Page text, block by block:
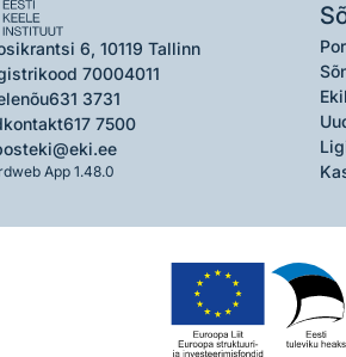
6, 10119 Tallinn
70004011
631 3731
617 7500
eki@eki.ee
App 1.48.0